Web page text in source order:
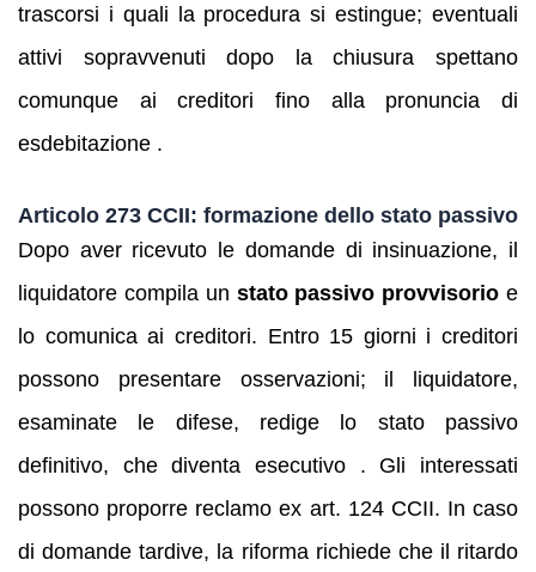
trascorsi i quali la procedura si estingue; eventuali
attivi sopravvenuti dopo la chiusura spettano
comunque ai creditori fino alla pronuncia di
esdebitazione .
Articolo 273 CCII: formazione dello stato passivo
Dopo aver ricevuto le domande di insinuazione, il
liquidatore compila un stato passivo provvisorio e
lo comunica ai creditori. Entro 15 giorni i creditori
possono presentare osservazioni; il liquidatore,
esaminate le difese, redige lo stato passivo
definitivo, che diventa esecutivo . Gli interessati
possono proporre reclamo ex art. 124 CCII. In caso
di domande tardive, la riforma richiede che il ritardo